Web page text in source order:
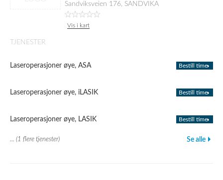
Sandviksveien 176, SANDVIKA
Vis i kart
TJENESTER
Laseroperasjoner øye, ASA Bestill time
Laseroperasjoner øye, iLASIK Bestill time
Laseroperasjoner øye, LASIK Bestill time
... (1 flere tjenester) Se alle